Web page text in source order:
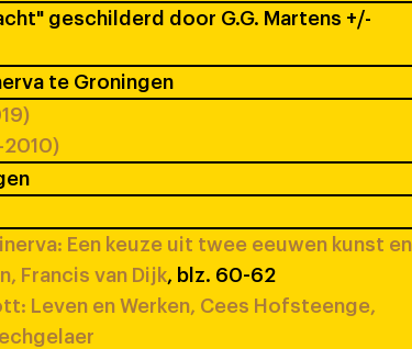
geschilderd door G.G. Martens +/-
te Groningen
Een keuze uit twee eeuwen kunst en
Francis van Dijk, blz. 60-62
Leven en Werken, Cees Hofsteenge,